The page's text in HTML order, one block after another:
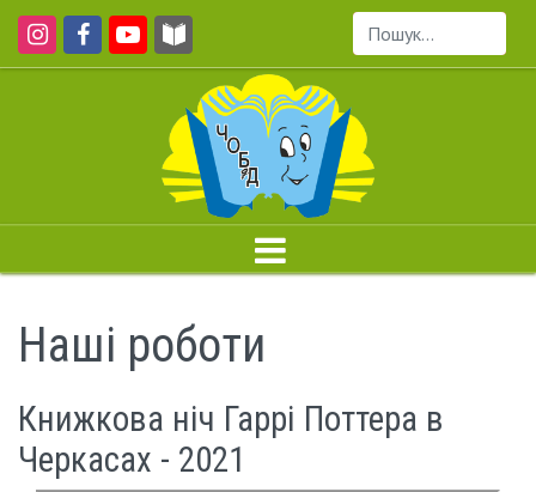
Пошук...
Наші роботи
Книжкова ніч Гаррі Поттера в
Черкасах - 2021